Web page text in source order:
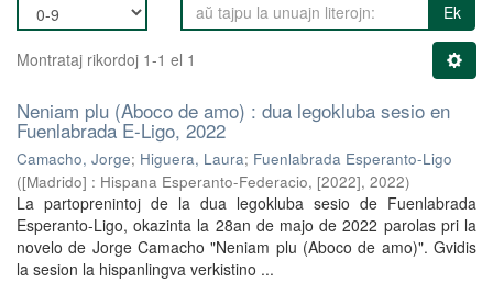
Ek
Montrataj rikordoj 1-1 el 1
Neniam plu (Aboco de amo) : dua legokluba sesio en
Fuenlabrada E-Ligo, 2022
Camacho, Jorge; Higuera, Laura; Fuenlabrada Esperanto-Ligo
([Madrido] : Hispana Esperanto-Federacio, [2022], 2022)
La partoprenintoj de la dua legokluba sesio de Fuenlabrada
Esperanto-Ligo, okazinta la 28an de majo de 2022 parolas pri la
novelo de Jorge Camacho "Neniam plu (Aboco de amo)". Gvidis
la sesion la hispanlingva verkistino ...